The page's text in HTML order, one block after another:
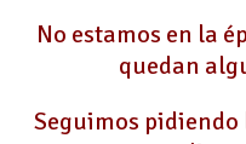
No estamos en la
quedan
Seguimos